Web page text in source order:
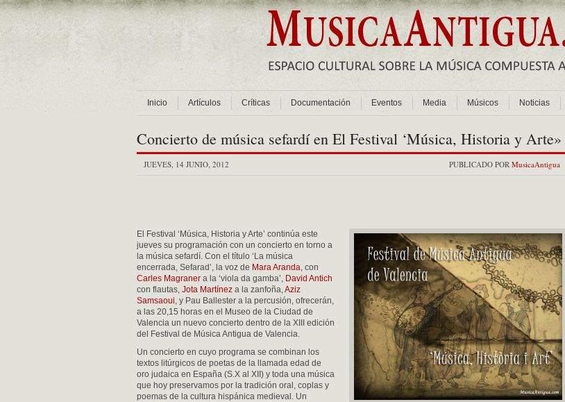
Inicio Artículos Críticas Documentación Eventos Media Músicos Noticias
Concierto de música sefardí en El Festival ‘Música, Historia y Arte»
PUBLICADO POR MusicaAntigua
JUEVES, 14 JUNIO, 2012
El Festival ‘Música, Historia y Arte’ continúa este
jueves su programación con un concierto en torno a
la música sefardí. Con el título ‘La música
encerrada, Sefarad’, la voz de Mara Aranda, con
Carles Magraner a la ‘viola da gamba’, David Antich
con flautas, Jota Martínez a la zanfoña,Aziz
Samsaoui, y Pau Ballester a la percusión, ofrecerán,
a las 20,15 horas en el Museo de la Ciudad de
Valencia un nuevo concierto dentro de la XIII edición
del Festival de Música Antigua de Valencia.
Un concierto en cuyo programa se combinan los
textos litúrgicos de poetas de la llamada edad de
oro judaica en España (S.X al XII) y toda una música
que hoy preservamos por la tradición oral, coplas y
poemas de la cultura hispánica medieval. Un